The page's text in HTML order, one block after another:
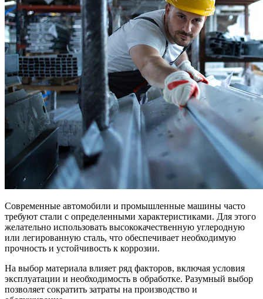
Современные автомобили и промышленные машины часто
требуют стали с определенными характеристиками. Для этого
желательно использовать высококачественную углеродную
или легированную сталь, что обеспечивает необходимую
прочность и устойчивость к коррозии.
На выбор материала влияет ряд факторов, включая условия
эксплуатации и необходимость в обработке. Разумный выбор
позволяет сократить затраты на производство и